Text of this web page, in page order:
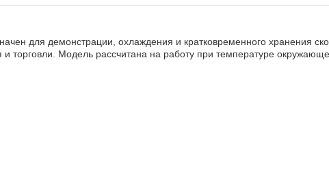
для демонстрации, охлаждения и кратковременного хранения
торговли. Модель рассчитана на работу при температуре